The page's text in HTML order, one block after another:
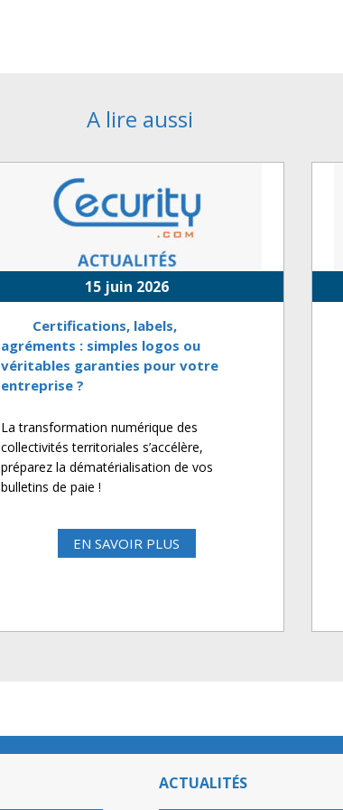
A lire aussi
15 juin 2026
Certifications, labels,
agréments : simples logos ou
véritables garanties pour votre
entreprise ?
La transformation numérique des
collectivités territoriales s’accélère,
préparez la dématérialisation de vos
bulletins de paie !
EN SAVOIR PLUS
ACTUALITÉS